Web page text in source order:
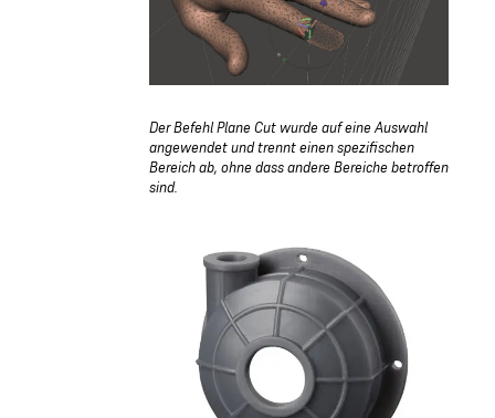
Der Befehl Plane Cut wurde auf eine Auswahl
angewendet und trennt einen spezifischen
Bereich ab, ohne dass andere Bereiche betroffen
sind.